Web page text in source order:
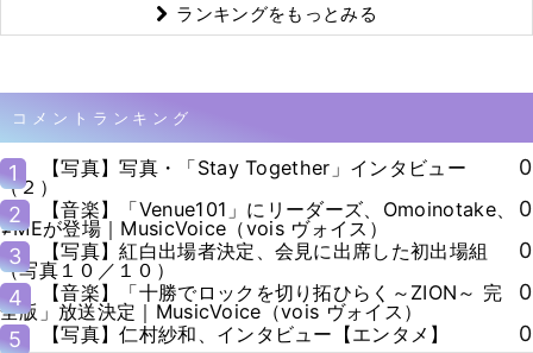
ランキングをもっとみる
コメントランキング
1
【写真】写真・「Stay Together」インタビュー
（２）
0
2
【音楽】「Venue101」にリーダーズ、Omoinotake、
≠MEが登場｜MusicVoice（vois ヴォイス）
0
3
【写真】紅白出場者決定、会見に出席した初出場組
（写真１０／１０）
0
4
【音楽】「十勝でロックを切り拓ひらく～ZION～ 完
全版」放送決定｜MusicVoice（vois ヴォイス）
0
5
【写真】仁村紗和、インタビュー【エンタメ】 0